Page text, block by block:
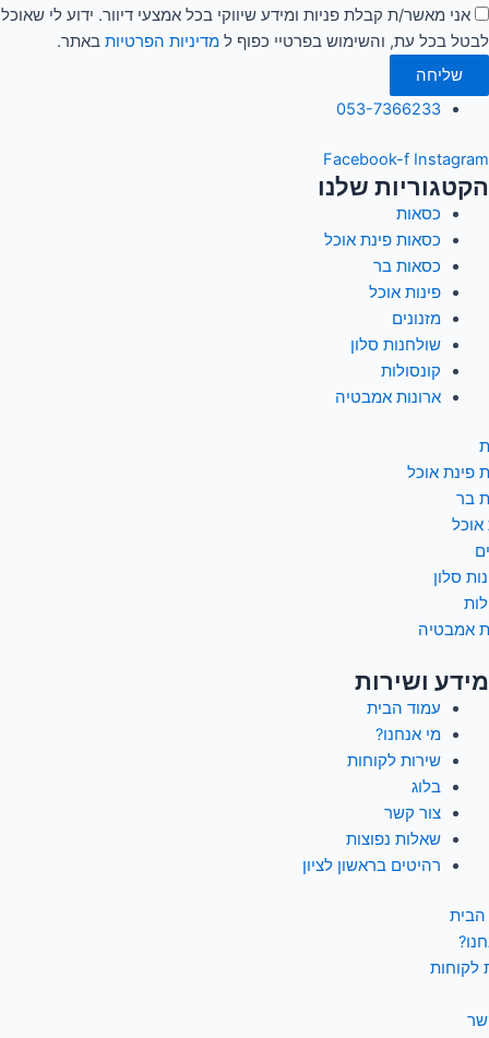
אני מאשר/ת קבלת פניות ומידע שיווקי בכל אמצעי דיוור. ידוע לי שאוכל
לבטל בכל עת, והשימוש בפרטיי כפוף ל מדיניות הפרטיות באתר.
שליחה
053-7366233
Facebook-f Instagram
הקטגוריות שלנו
כסאות
כסאות פינת אוכל
כסאות בר
פינות אוכל
מזנונים
שולחנות סלון
קונסולות
ארונות אמבטיה
פינת אוכל
בר
אוכל
סלון
אמבטיה
מידע ושירות
עמוד הבית
מי אנחנו?
שירות לקוחות
בלוג
צור קשר
שאלות נפוצות
רהיטים בראשון לציון
הבית
לקוחות